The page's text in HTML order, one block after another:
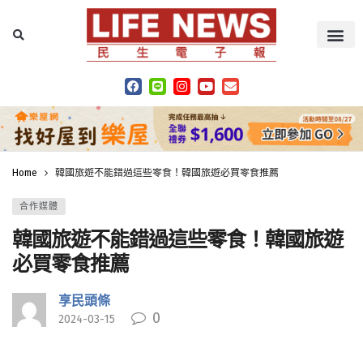
Home 韓國旅遊不能錯過這些零食！韓國旅遊必買零食推薦
合作媒體
韓國旅遊不能錯過這些零食！韓國旅遊
必買零食推薦
享民頭條
2024-03-15 0